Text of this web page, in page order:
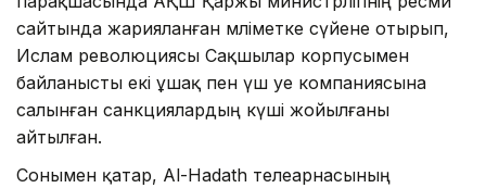
сайтында жарияланған мәліметке сүйене отырып,
Ислам революциясы Сақшылар корпусымен
байланысты екі ұшақ пен үш әуе компаниясына
салынған санкциялардың күші жойылғаны
айтылған.
Сонымен қатар, Al-Hadath телеарнасының